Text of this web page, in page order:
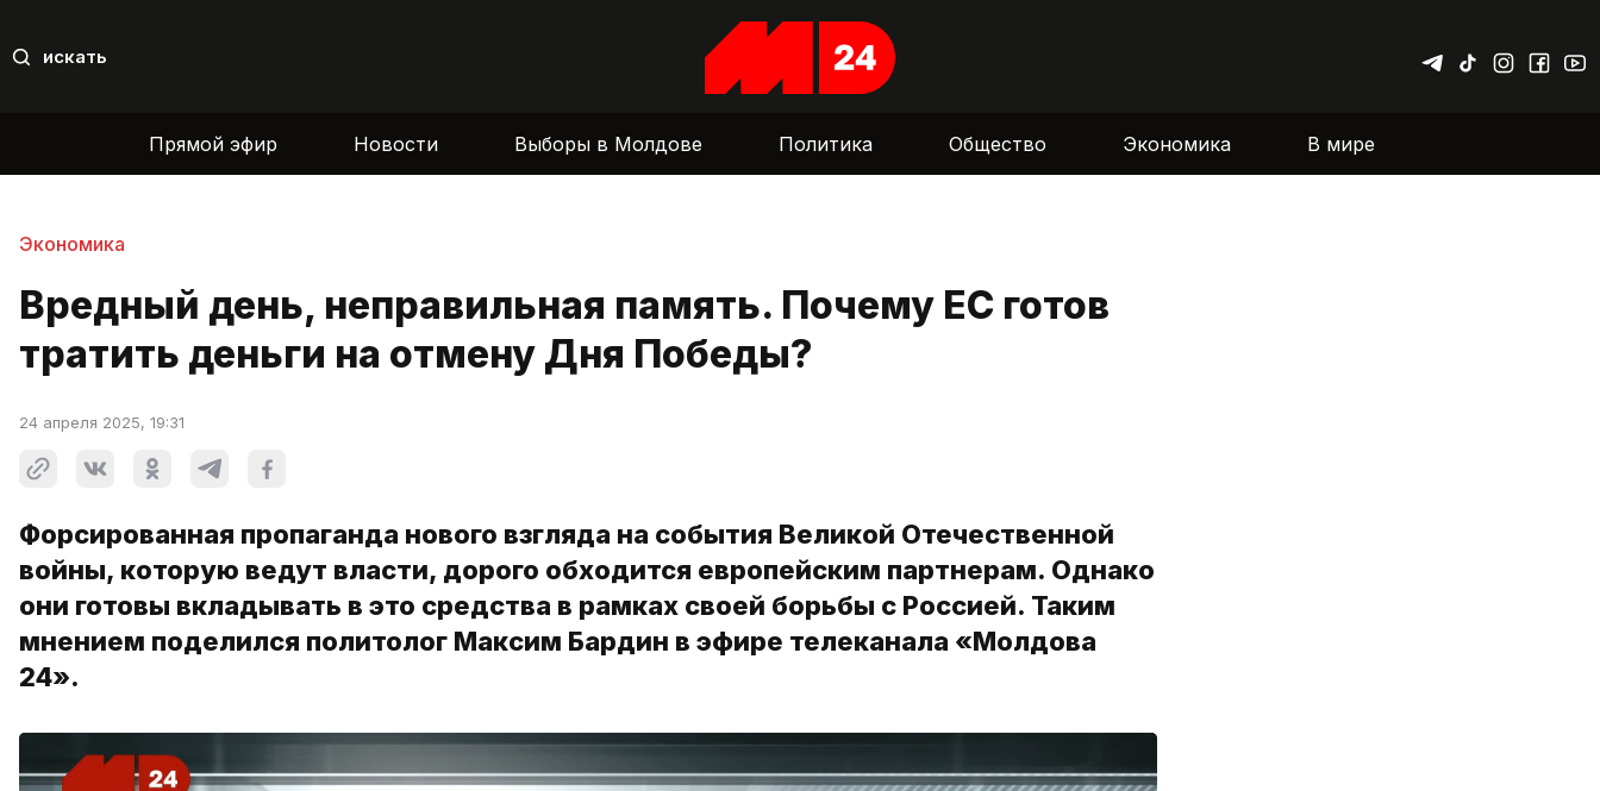
искать
Прямой эфир Новости Выборы в Молдове Политика Общество Экономика В мире
Экономика
Вредный день, неправильная память. Почему ЕС готов
тратить деньги на отмену Дня Победы?
24 апреля 2025, 19:31
Форсированная пропаганда нового взгляда на события Великой Отечественной
войны, которую ведут власти, дорого обходится европейским партнерам. Однако
они готовы вкладывать в это средства в рамках своей борьбы с Россией. Таким
мнением поделился политолог Максим Бардин в эфире телеканала «Молдова
24».